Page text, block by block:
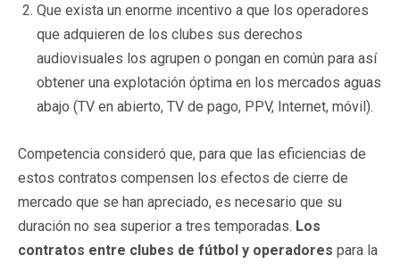
Que exista un enorme incentivo a que los operadores
que adquieren de los clubes sus derechos
audiovisuales los agrupen o pongan en común para así
obtener una explotación óptima en los mercados aguas
abajo (TV en abierto, TV de pago, PPV, Internet, móvil).
Competencia consideró que, para que las eficiencias de
estos contratos compensen los efectos de cierre de
mercado que se han apreciado, es necesario que su
duración no sea superior a tres temporadas. Los
contratos entre clubes de fútbol y operadores para la